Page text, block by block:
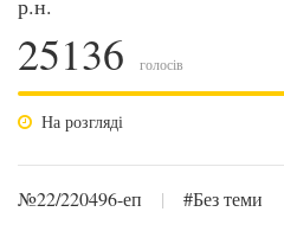
р.н.
25136 голосів
На розгляді
№22/220496-еп | #Без теми